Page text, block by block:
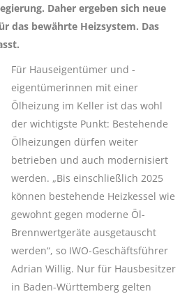
Daher ergeben sich neue
das bewährte Heizsystem. Das
Für Hauseigentümer und -
eigentümerinnen mit einer
Ölheizung im Keller ist das wohl
der wichtigste Punkt: Bestehende
Ölheizungen dürfen weiter
betrieben und auch modernisiert
werden. „Bis einschließlich 2025
können bestehende Heizkessel wie
gewohnt gegen moderne Öl-
Brennwertgeräte ausgetauscht
werden“, so IWO-Geschäftsführer
Adrian Willig. Nur für Hausbesitzer
in Baden-Württemberg gelten